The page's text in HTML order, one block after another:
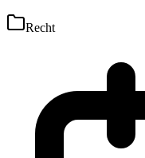
Recht